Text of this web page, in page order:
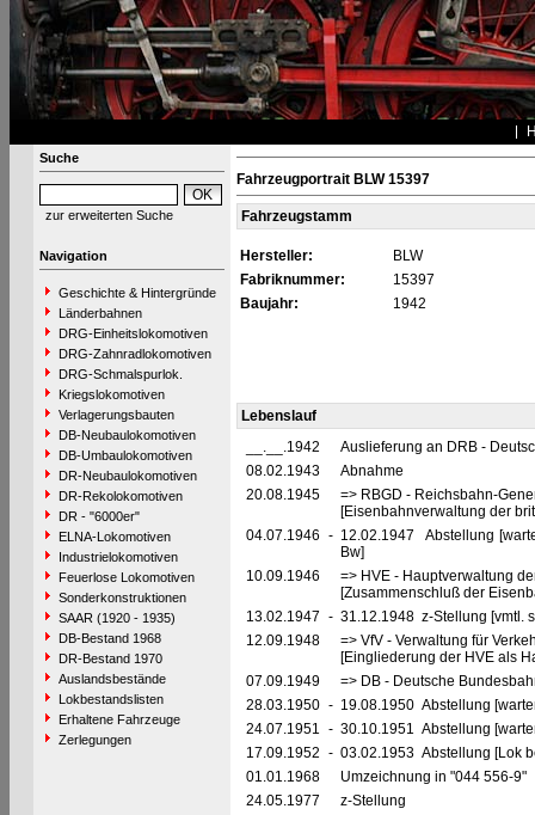
Suche
zur erweiterten Suche
Navigation
Geschichte & Hintergründe
Länderbahnen
DRG-Einheitslokomotiven
DRG-Zahnradlokomotiven
DRG-Schmalspurlok.
Kriegslokomotiven
Verlagerungsbauten
DB-Neubaulokomotiven
DB-Umbaulokomotiven
DR-Neubaulokomotiven
DR-Rekolokomotiven
DR - "6000er"
ELNA-Lokomotiven
Industrielokomotiven
Feuerlose Lokomotiven
Sonderkonstruktionen
SAAR (1920 - 1935)
DB-Bestand 1968
DR-Bestand 1970
Auslandsbestände
Lokbestandslisten
Erhaltene Fahrzeuge
Zerlegungen
Fahrzeugportrait BLW 15397
Fahrzeugstamm
Hersteller:
BLW
Fabriknummer:
15397
Baujahr:
1942
Lebenslauf
__.__.1942
Auslieferung an DRB -
08.02.1943
Abnahme
20.08.1945
=> RBGD - Reichsbahn-
[Eisenbahnverwaltung der
04.07.1946 - 12.02.1947 Abstellung
Bw]
10.09.1946
=> HVE - Hauptverwaltung
[Zusammenschluß der
13.02.1947 - 31.12.1948 z-Stellung [vmtl.
12.09.1948
=> VfV - Verwaltung für
[Eingliederung der HVE als
07.09.1949
=> DB - Deutsche
28.03.1950 - 19.08.1950 Abstellung
24.07.1951 - 30.10.1951 Abstellung
17.09.1952 - 03.02.1953 Abstellung [Lok
01.01.1968
Umzeichnung in "044 556-9"
24.05.1977
z-Stellung